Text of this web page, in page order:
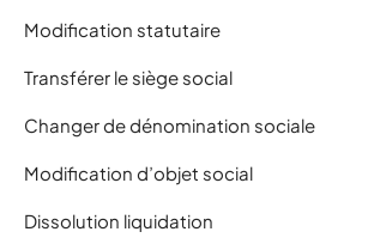
Modification statutaire
Transférer le siège social
Changer de dénomination sociale
Modification d’objet social
Dissolution liquidation